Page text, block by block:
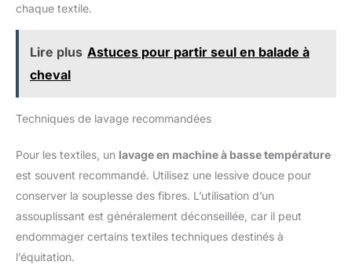
chaque textile.
Lire plus Astuces pour partir seul en balade à
cheval
Techniques de lavage recommandées
Pour les textiles, un lavage en machine à basse température
est souvent recommandé. Utilisez une lessive douce pour
conserver la souplesse des fibres. L’utilisation d’un
assouplissant est généralement déconseillée, car il peut
endommager certains textiles techniques destinés à
l’équitation.